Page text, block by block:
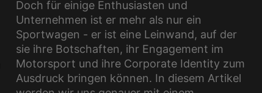
Doch für einige Enthusiasten und
Unternehmen ist er mehr als nur ein
Sportwagen - er ist eine Leinwand, auf der
sie ihre Botschaften, ihr Engagement im
Motorsport und ihre Corporate Identity zum
Ausdruck bringen können. In diesem Artikel